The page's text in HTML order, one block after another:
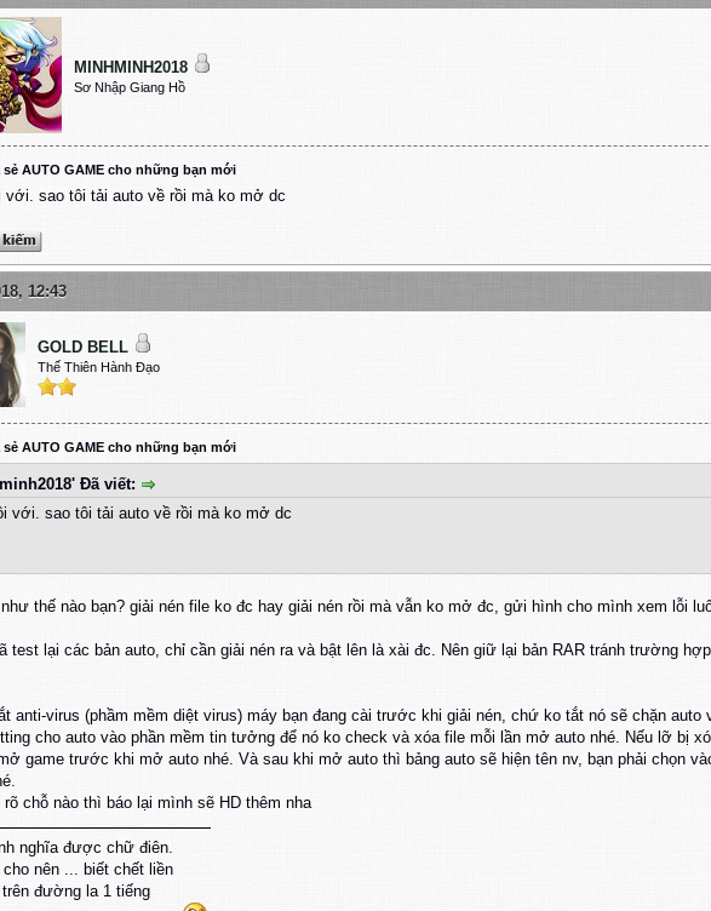
MINHMINH2018
Sơ Nhập Giang Hồ
sẻ AUTO GAME cho những bạn mới
với. sao tôi tải auto về rồi mà ko mở dc
12:43
GOLD BELL
Thế Thiên Hành Đạo
sẻ AUTO GAME cho những bạn mới
Đã viết:
với. sao tôi tải auto về rồi mà ko mở dc
thế nào bạn? giải nén file ko đc hay giải nén rồi mà vẫn ko mở đc, gửi hình cho mình xem lỗi
test lại các bản auto, chỉ cần giải nén ra và bật lên là xài đc. Nên giữ lại bản RAR tránh trường
anti-virus (phầm mềm diệt virus) máy bạn đang cài trước khi giải nén, chứ ko tắt nó sẽ chặn auto
cho auto vào phần mềm tin tưởng để nó ko check và xóa file mỗi lần mở auto nhé. Nếu lỡ bị
game trước khi mở auto nhé. Và sau khi mở auto thì bảng auto sẽ hiện tên nv, bạn phải chọn
rõ chỗ nào thì báo lại mình sẽ HD thêm nha
nghĩa được chữ điên.
cho nên ... biết chết liền
đường la 1 tiếng